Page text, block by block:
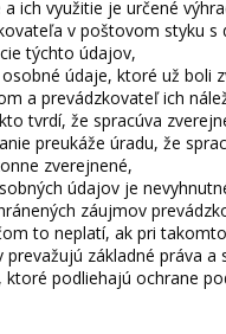
ich využitie je určené
v poštovom styku s
týchto údajov,
údaje, ktoré už boli
a prevádzkovateľ ich
tvrdí, že spracúva
preukáže úradu, že
zverejnené,
údajov je
záujmov
to neplatí, ak pri
prevažujú základné práva a
ktoré podliehajú ochrane